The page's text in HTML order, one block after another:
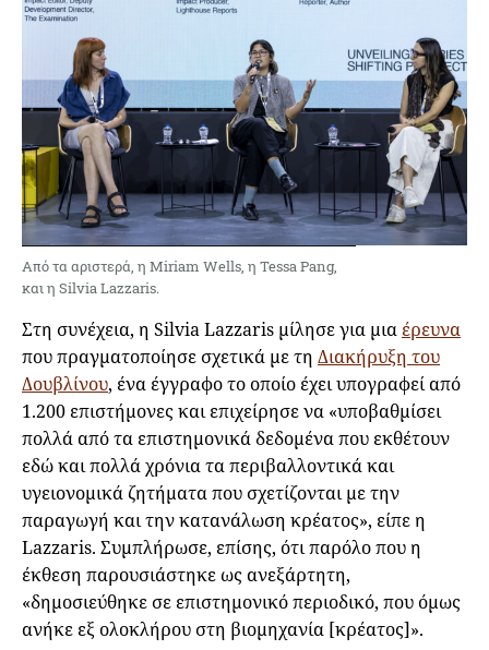
Από τα αριστερά, η Miriam Wells, η Tessa Pang,
και η Silvia Lazzaris.
Στη συνέχεια, η Silvia Lazzaris μίλησε για μια έρευνα
που πραγματοποίησε σχετικά με τη Διακήρυξη του
Δουβλίνου, ένα έγγραφο το οποίο έχει υπογραφεί από
1.200 επιστήμονες και επιχείρησε να «υποβαθμίσει
πολλά από τα επιστημονικά δεδομένα που εκθέτουν
εδώ και πολλά χρόνια τα περιβαλλοντικά και
υγειονομικά ζητήματα που σχετίζονται με την
παραγωγή και την κατανάλωση κρέατος», είπε η
Lazzaris. Συμπλήρωσε, επίσης, ότι παρόλο που η
έκθεση παρουσιάστηκε ως ανεξάρτητη,
«δημοσιεύθηκε σε επιστημονικό περιοδικό, που όμως
ανήκε εξ ολοκλήρου στη βιομηχανία [κρέατος]».